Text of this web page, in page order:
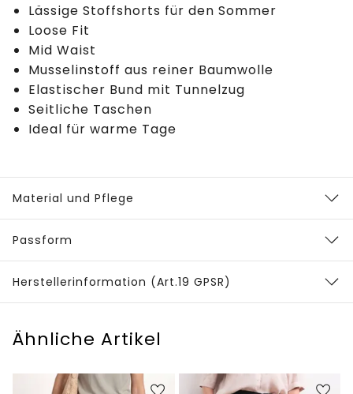
Lässige Stoffshorts für den Sommer
Loose Fit
Mid Waist
Musselinstoff aus reiner Baumwolle
Elastischer Bund mit Tunnelzug
Seitliche Taschen
Ideal für warme Tage
Material und Pflege
Passform
Herstellerinformation (Art.19 GPSR)
Ähnliche Artikel